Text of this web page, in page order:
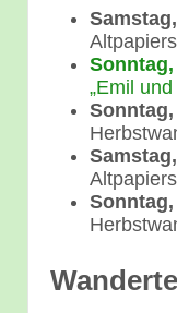
„Emil
Sonntag,
Sonntag,